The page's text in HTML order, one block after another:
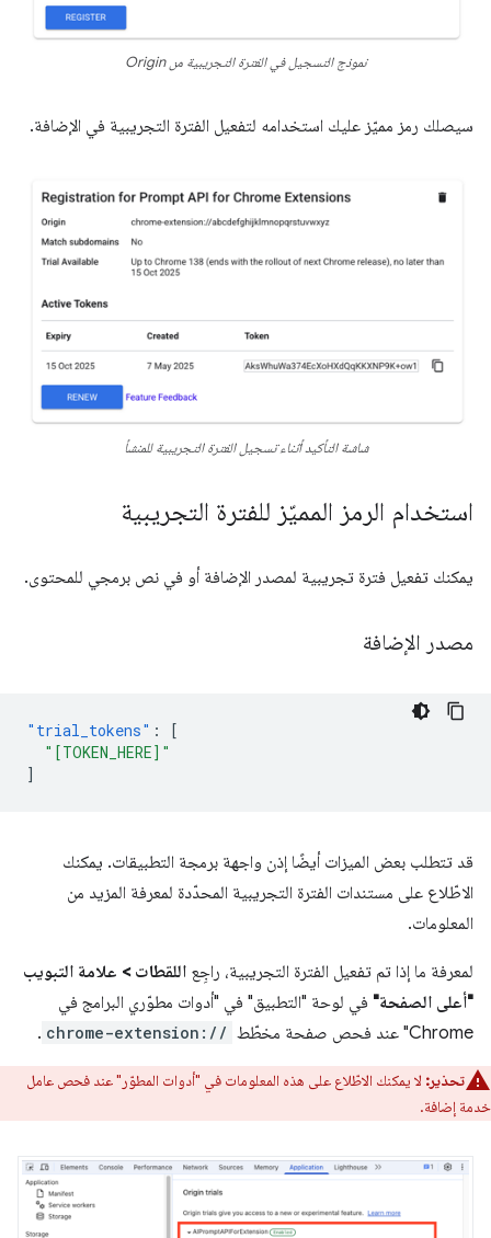
نموذج التسجيل في الفترة التجريبية من Origin
سيصلك رمز مميّز عليك استخدامه لتفعيل الفترة التجريبية في الإضافة.
شاشة التأكيد أثناء تسجيل الفترة التجريبية للمنشأ
استخدام الرمز المميّز للفترة التجريبية
يمكنك تفعيل فترة تجريبية لمصدر الإضافة أو في نص برمجي للمحتوى.
مصدر الإضافة
"trial_tokens" :
[
"[TOKEN_HERE]"
]
قد تتطلب بعض الميزات أيضًا إذن واجهة برمجة التطبيقات. يمكنك
الاطّلاع على مستندات الفترة التجريبية المحدّدة لمعرفة المزيد من
المعلومات.
لمعرفة ما إذا تم تفعيل الفترة التجريبية، راجِع اللقطات > علامة التبويب
"أعلى الصفحة" في لوحة "التطبيق" في "أدوات مطوّري البرامج في
Chrome" عند فحص صفحة مخطّط
chrome-extension://
.
تحذير: لا يمكنك الاطّلاع على هذه المعلومات في "أدوات المطوّر" عند فحص عامل
خدمة إضافة.